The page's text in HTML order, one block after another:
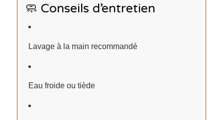
🧼 Conseils d’entretien
Lavage à la main recommandé
Eau froide ou tiède